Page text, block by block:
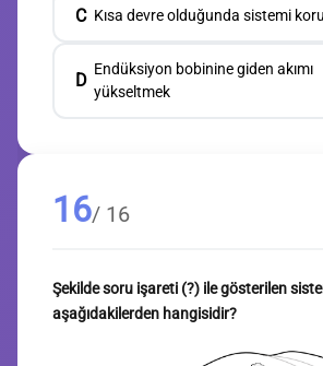
C Kısa devre olduğunda sistemi
D
Endüksiyon bobinine giden akımı
yükseltmek
16/ 16
Şekilde soru işareti (?) ile gösterilen
aşağıdakilerden hangisidir?